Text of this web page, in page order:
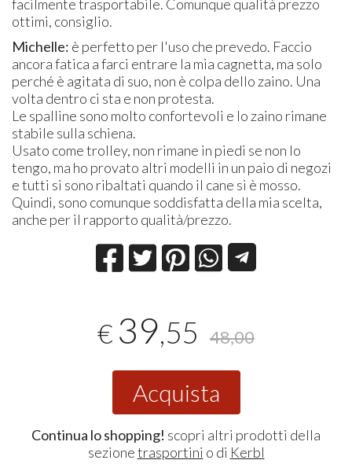
facilmente trasportabile. Comunque qualità prezzo
ottimi, consiglio.
Michelle: è perfetto per l'uso che prevedo. Faccio
ancora fatica a farci entrare la mia cagnetta, ma solo
perché è agitata di suo, non è colpa dello zaino. Una
volta dentro ci sta e non protesta.
Le spalline sono molto confortevoli e lo zaino rimane
stabile sulla schiena.
Usato come trolley, non rimane in piedi se non lo
tengo, ma ho provato altri modelli in un paio di negozi
e tutti si sono ribaltati quando il cane si è mosso.
Quindi, sono comunque soddisfatta della mia scelta,
anche per il rapporto qualità/prezzo.
€ 39,55 48,00
Acquista
Continua lo shopping! scopri altri prodotti della
sezionetrasportini o di Kerbl